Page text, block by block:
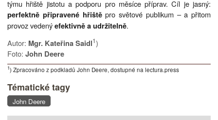
týmu hřiště jistotu a podporu pro měsíce příprav. Cíl je jasný:
perfektně připravené hřištěpro světové publikum – a přitom
provoz vedenýefektivně a udržitelně.
Autor: Mgr. Kateřina Saidl1)
Foto: John Deere
1) Zpracováno z podkladů John Deere, dostupné na lectura.press
Tématické tagy
John Deere